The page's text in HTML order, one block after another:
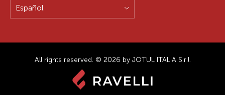
Español
All rights reserved. © 2026 by JOTUL ITALIA S.r.l.